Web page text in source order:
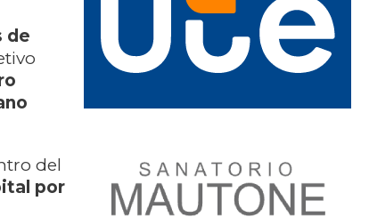
de
del
por